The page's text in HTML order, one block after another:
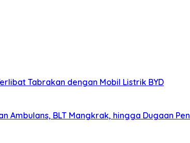
Tabrakan dengan Mobil Listrik BYD
Ambulans, BLT Mangkrak, hingga Dugaan